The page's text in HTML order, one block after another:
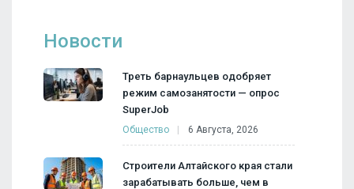
Новости
Треть барнаульцев одобряет
режим самозанятости — опрос
SuperJob
Общество 6 Августа, 2026
Строители Алтайского края стали
зарабатывать больше, чем в